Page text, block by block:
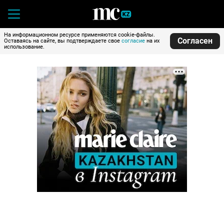
На информационном ресурсе применяются cookie-файлы.
Оставаясь на сайте, вы подтверждаете свое согласие на их
использование.
Согласен